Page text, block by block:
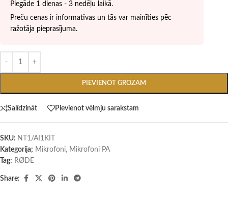
Piegāde 1 dienas - 3 nedēļu laikā.
Preču cenas ir informatīvas un tās var mainīties pēc
ražotāja pieprasījuma.
PIEVIENOT GROZAM
Salīdzināt Pievienot vēlmju sarakstam
SKU: NT1/AI1KIT
Kategorija; Mikrofoni, Mikrofoni PA
Tag: RØDE
Share: